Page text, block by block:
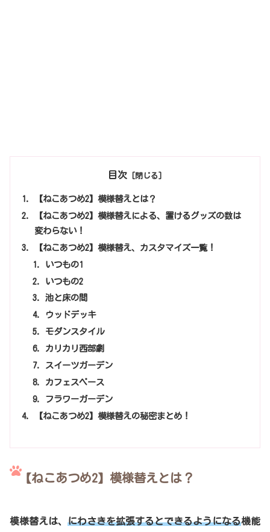
目次
【ねこあつめ2】模様替えとは？
【ねこあつめ2】模様替えによる、置けるグッズの数は
変わらない！
【ねこあつめ2】模様替え、カスタマイズ一覧！
いつもの1
いつもの2
池と床の間
ウッドデッキ
モダンスタイル
カリカリ西部劇
スイーツガーデン
カフェスペース
フラワーガーデン
【ねこあつめ2】模様替えの秘密まとめ！
【ねこあつめ2】模様替えとは？
模様替えは、 にわさきを拡張するとできるようになる機能